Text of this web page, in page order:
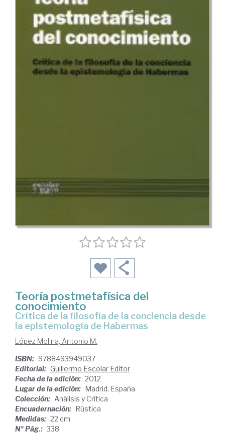
Teoría postmetafísica del
conocimiento
crítica de la filosofía de la conciencia desde
la epistemología de Habermas
López Molina, Antonio M.
ISBN: 9788493949037
Editorial: Guillermo Escolar Editor
Fecha de la edición: 2012
Lugar de la edición: Madrid. España
Colección: Análisis y Crítica
Encuadernación: Rústica
Medidas: 22 cm
Nº Pág.: 338